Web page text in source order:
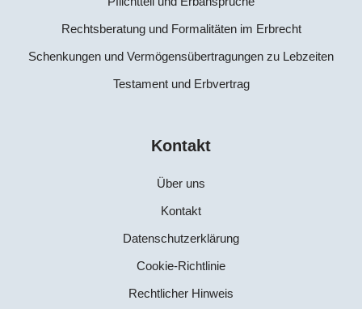
Rechtsberatung und Formalitäten im Erbrecht
Schenkungen und Vermögensübertragungen zu Lebzeiten
Testament und Erbvertrag
Kontakt
Über uns
Kontakt
Datenschutzerklärung
Cookie-Richtlinie
Rechtlicher Hinweis